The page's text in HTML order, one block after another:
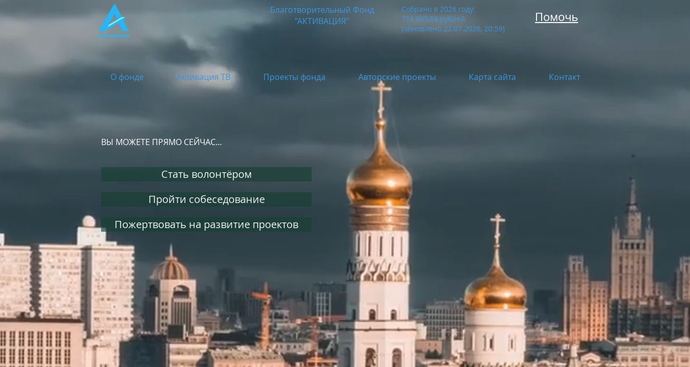
Благотворительный Фонд
"АКТИВАЦИЯ"
Собрано в 2026 году:
714 695,88 рублей
(обновлено 22.07.2026, 20:59)
Помочь
О фонде Активация ТВ Проекты фонда Авторские проекты Карта сайта Контакт
ВЫ МОЖЕТЕ ПРЯМО СЕЙЧАС...
Стать волонтёром
Пройти собеседование
Пожертвовать на развитие проектов